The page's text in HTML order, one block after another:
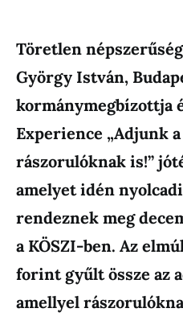
Töretlen
György István,
kormánymegbízottja
Experience „Adjunk
rászorulóknak is!”
amelyet idén
rendeznek meg
a KÖSZI-ben. Az
forint gyűlt össze az
amellyel